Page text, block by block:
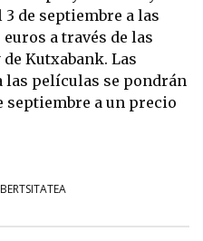
de septiembre a las
a través de las
Kutxabank. Las
las películas se pondrán
septiembre a un precio